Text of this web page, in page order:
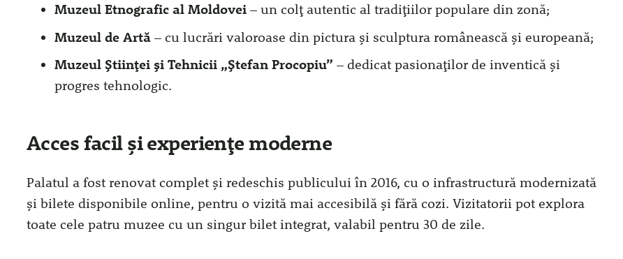
Muzeul Etnografic al Moldovei – un colț autentic al tradițiilor populare din zonă;
Muzeul de Artă – cu lucrări valoroase din pictura și sculptura românească și europeană;
Muzeul Științei și Tehnicii „Ștefan Procopiu” – dedicat pasionaților de inventică și
progres tehnologic.
Acces facil și experiențe moderne
Palatul a fost renovat complet și redeschis publicului în 2016, cu o infrastructură modernizată
și bilete disponibile online, pentru o vizită mai accesibilă și fără cozi. Vizitatorii pot explora
toate cele patru muzee cu un singur bilet integrat, valabil pentru 30 de zile.